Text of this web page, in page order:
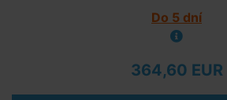
Do 5 dní
364,60 EUR